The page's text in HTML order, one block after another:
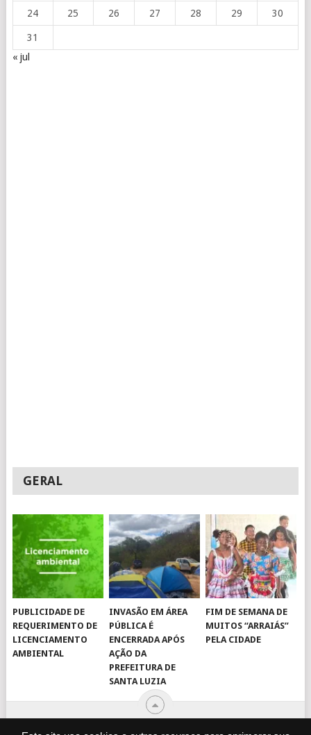
24 25 26 27 28 29 30
31
« jul
GERAL
PUBLICIDADE DE
REQUERIMENTO DE
LICENCIAMENTO
AMBIENTAL
INVASÃO EM ÁREA
PÚBLICA É
ENCERRADA APÓS
AÇÃO DA
PREFEITURA DE
SANTA LUZIA
FIM DE SEMANA DE
MUITOS “ARRAIÁS”
PELA CIDADE